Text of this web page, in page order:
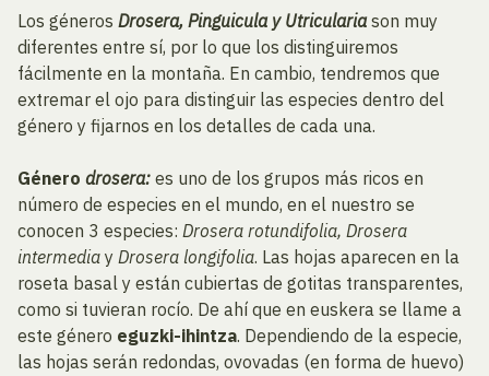
Los géneros Drosera, Pinguicula y Utriculariason muy
diferentes entre sí, por lo que los distinguiremos
fácilmente en la montaña. En cambio, tendremos que
extremar el ojo para distinguir las especies dentro del
género y fijarnos en los detalles de cada una.
Género drosera: es uno de los grupos más ricos en
número de especies en el mundo, en el nuestro se
conocen 3 especies: Drosera rotundifolia, Drosera
intermedia y Drosera longifolia. Las hojas aparecen en la
roseta basal y están cubiertas de gotitas transparentes,
como si tuvieran rocío. De ahí que en euskera se llame a
este género eguzki-ihintza. Dependiendo de la especie,
las hojas serán redondas, ovovadas (en forma de huevo)